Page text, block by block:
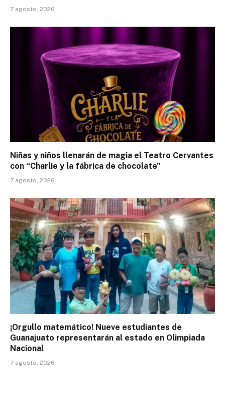
7 agosto, 2026
Niñas y niños llenarán de magia el Teatro Cervantes
con “Charlie y la fábrica de chocolate”
7 agosto, 2026
¡Orgullo matemático! Nueve estudiantes de
Guanajuato representarán al estado en Olimpiada
Nacional
7 agosto, 2026